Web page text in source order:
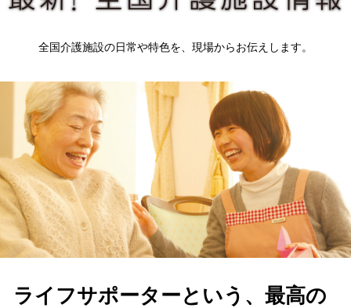
全国介護施設の日常や特色を、現場からお伝えします。
ライフサポーターという、最高の